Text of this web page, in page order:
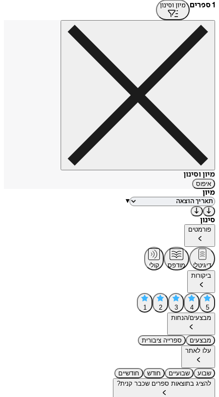
1 ספרים מיון וסינון
מיון וסינון
איפוס
מיון
▾
סינון
פורמטים
דיגיטלי מודפס
קולי
ביקורות
5
4
3
2
1
מבצעים/הנחות
מבצעים
ספרייה ציבורית
עלו לאתר
שבוע שבועיים חודש
חודשיים
להציג בתוצאות ספרים שכבר קנית?